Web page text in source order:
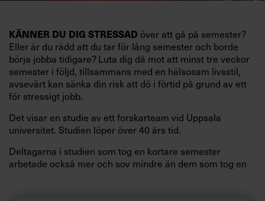
KÄNNER DU DIG STRESSAD över att gå på semester?
Eller är du rädd att du tar för lång semester och borde
börja jobba tidigare? Luta dig då mot att minst tre veckor
semester i följd, tillsammans med en hälsosam livsstil,
avsevärt kan sänka din risk att dö i förtid på grund av ett
för stressigt jobb.
Det visar en studie av ett forskarteam vid Uppsala
universitet. Studien löper över 40 års tid.
Deltagarna i studien som tog en kortare semester
arbetade också mer och sov mindre än dem som tog en